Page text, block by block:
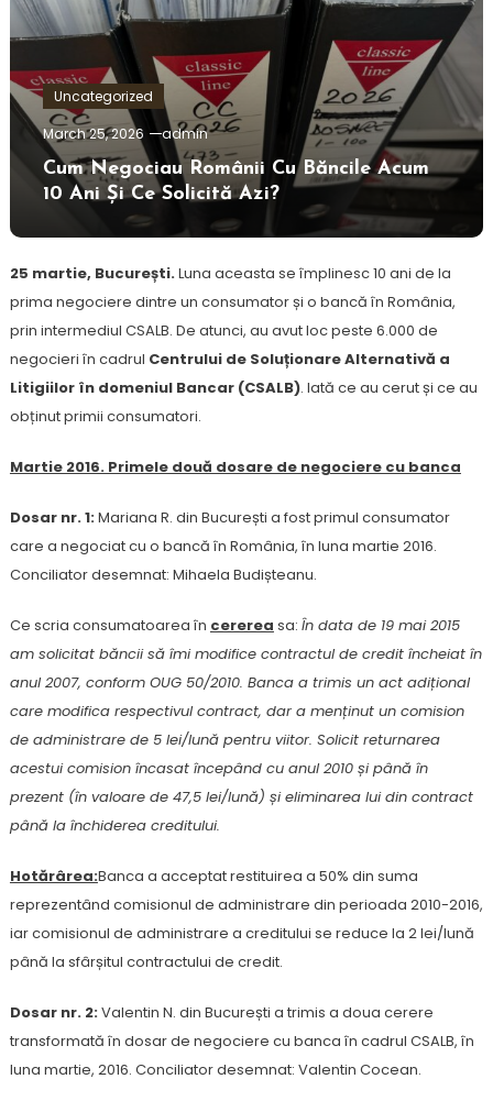
Uncategorized
March 25, 2026
admin
Cum Negociau Românii Cu Băncile Acum
10 Ani Și Ce Solicită Azi?
25 martie, București.Luna aceasta se împlinesc 10 ani de la
prima negociere dintre un consumator și o bancă în România,
prin intermediul CSALB. De atunci, au avut loc peste 6.000 de
negocieri în cadrul Centrului de Soluționare Alternativă a
Litigiilor în domeniul Bancar (CSALB). Iată ce au cerut și ce au
obținut primii consumatori.
Martie 2016. Primele două dosare de negociere cu banca
Dosar nr. 1:Mariana R. din București a fost primul consumator
care a negociat cu o bancă în România, în luna martie 2016.
Conciliator desemnat: Mihaela Budișteanu.
Ce scria consumatoarea în cererea sa: În data de 19 mai 2015
am solicitat băncii să îmi modifice contractul de credit încheiat în
anul 2007, conform OUG 50/2010. Banca a trimis un act adițional
care modifica respectivul contract, dar a menținut un comision
de administrare de 5 lei/lună pentru viitor. Solicit returnarea
acestui comision încasat începând cu anul 2010 și până în
prezent (în valoare de 47,5 lei/lună) și eliminarea lui din contract
până la închiderea creditului.
Hotărârea:Banca a acceptat restituirea a 50% din suma
reprezentând comisionul de administrare din perioada 2010-2016,
iar comisionul de administrare a creditului se reduce la 2 lei/lună
până la sfârșitul contractului de credit.
Dosar nr. 2:Valentin N. din București a trimis a doua cerere
transformată în dosar de negociere cu banca în cadrul CSALB, în
luna martie, 2016. Conciliator desemnat: Valentin Cocean.